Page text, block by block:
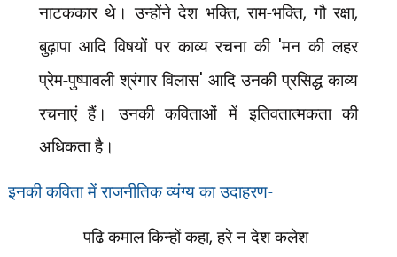
नाटककार थे। उन्होंने देश भक्ति,राम-भक्ति,गौ रक्षा,
बुढ़ापा आदि विषयों पर काव्य रचना की 'मन की लहर
प्रेम-पुष्पावली श्रंगार विलास' आदि उनकी प्रसिद्ध काव्य
रचनाएं हैं। उनकी कविताओं में इतिवतात्मकता की
अधिकता है।
इनकी कविता में राजनीतिक व्यंग्य का उदाहरण-
पढि कमाल किन्हों कहा,हरे न देश कलेश